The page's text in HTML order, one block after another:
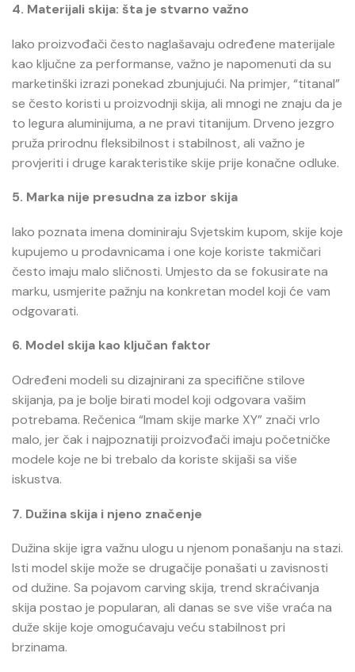
4. Materijali skija: šta je stvarno važno
Iako proizvođači često naglašavaju određene materijale
kao ključne za performanse, važno je napomenuti da su
marketinški izrazi ponekad zbunjujući. Na primjer, “titanal”
se često koristi u proizvodnji skija, ali mnogi ne znaju da je
to legura aluminijuma, a ne pravi titanijum. Drveno jezgro
pruža prirodnu fleksibilnost i stabilnost, ali važno je
provjeriti i druge karakteristike skije prije konačne odluke.
5. Marka nije presudna za izbor skija
Iako poznata imena dominiraju Svjetskim kupom, skije koje
kupujemo u prodavnicama i one koje koriste takmičari
često imaju malo sličnosti. Umjesto da se fokusirate na
marku, usmjerite pažnju na konkretan model koji će vam
odgovarati.
6. Model skija kao ključan faktor
Određeni modeli su dizajnirani za specifične stilove
skijanja, pa je bolje birati model koji odgovara vašim
potrebama. Rečenica “Imam skije marke XY” znači vrlo
malo, jer čak i najpoznatiji proizvođači imaju početničke
modele koje ne bi trebalo da koriste skijaši sa više
iskustva.
7. Dužina skija i njeno značenje
Dužina skije igra važnu ulogu u njenom ponašanju na stazi.
Isti model skije može se drugačije ponašati u zavisnosti
od dužine. Sa pojavom carving skija, trend skraćivanja
skija postao je popularan, ali danas se sve više vraća na
duže skije koje omogućavaju veću stabilnost pri
brzinama.